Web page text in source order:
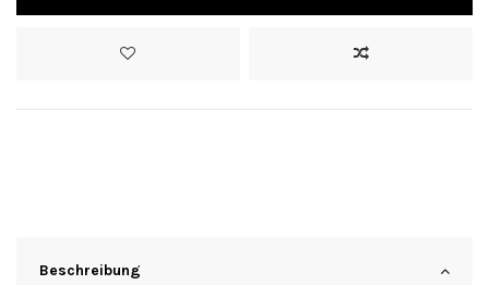
Beschreibung